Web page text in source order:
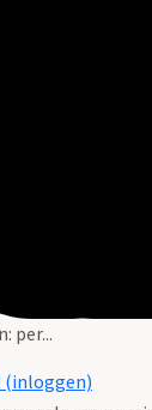
per...
(inloggen)